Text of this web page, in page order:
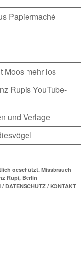
Papiermaché
Moos mehr los
Rupis YouTube-
und Verlage
geschützt. Missbrauch
Rupi, Berlin
/ DATENSCHUTZ / KONTAKT